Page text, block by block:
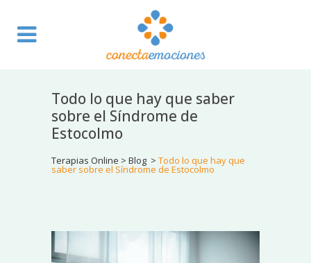
Todo lo que hay que saber
sobre el Síndrome de
Estocolmo
Terapias Online > Blog > Todo lo que hay que
saber sobre el Síndrome de Estocolmo